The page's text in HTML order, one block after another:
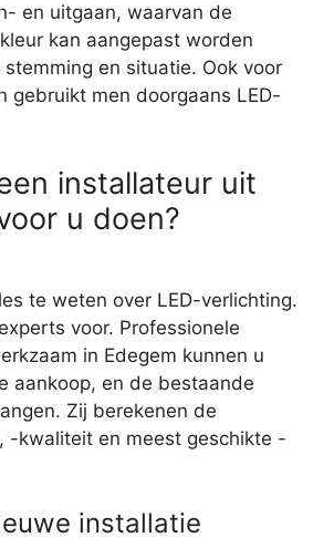
en uitgaan, waarvan de
kan aangepast worden
en situatie. Ook voor
gebruikt men doorgaans LED-
installateur uit
u doen?
te weten over LED-verlichting.
voor. Professionele
in Edegem kunnen u
aankoop, en de bestaande
Zij berekenen de
-kwaliteit en meest geschikte -
installatie